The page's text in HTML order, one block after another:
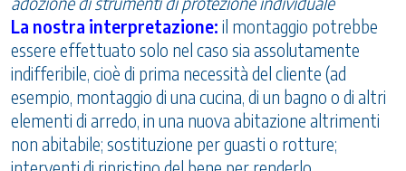
La nostra interpretazione: il montaggio potrebbe
essere effettuato solo nel caso sia assolutamente
indifferibile, cioè di prima necessità del cliente (ad
esempio, montaggio di una cucina, di un bagno o di altri
elementi di arredo, in una nuova abitazione altrimenti
non abitabile; sostituzione per guasti o rotture;